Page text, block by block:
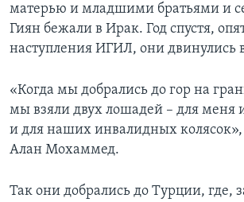
матерью и младшими братьями и
Гиян бежали в Ирак. Год спустя,
наступления ИГИЛ, они двинулись
«Когда мы добрались до гор на
мы взяли двух лошадей – для меня
и для наших инвалидных колясок»,
Алан Мохаммед.
Так они добрались до Турции, где,